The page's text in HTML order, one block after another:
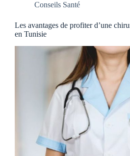
Conseils Santé
Les avantages de profiter d’une
en Tunisie